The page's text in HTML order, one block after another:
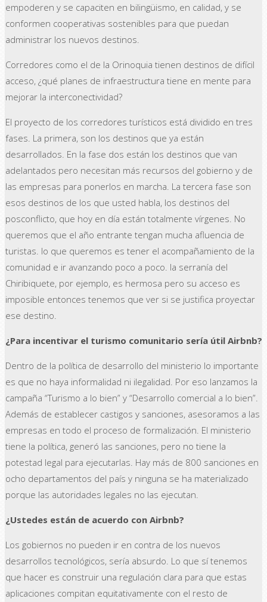
empoderen y se capaciten en bilingüismo, en calidad, y se
conformen cooperativas sostenibles para que puedan
administrar los nuevos destinos.
Corredores como el de la Orinoquia tienen destinos de difícil
acceso, ¿qué planes de infraestructura tiene en mente para
mejorar la interconectividad?
El proyecto de los corredores turísticos está dividido en tres
fases. La primera, son los destinos que ya están
desarrollados. En la fase dos están los destinos que van
adelantados pero necesitan más recursos del gobierno y de
las empresas para ponerlos en marcha. La tercera fase son
esos destinos de los que usted habla, los destinos del
posconflicto, que hoy en día están totalmente vírgenes. No
queremos que el año entrante tengan mucha afluencia de
turistas. lo que queremos es tener el acompañamiento de la
comunidad e ir avanzando poco a poco. la serranía del
Chiribiquete, por ejemplo, es hermosa pero su acceso es
imposible entonces tenemos que ver si se justifica proyectar
ese destino.
¿Para incentivar el turismo comunitario sería útil Airbnb?
Dentro de la política de desarrollo del ministerio lo importante
es que no haya informalidad ni ilegalidad. Por eso lanzamos la
campaña “Turismo a lo bien” y “Desarrollo comercial a lo bien”.
Además de establecer castigos y sanciones, asesoramos a las
empresas en todo el proceso de formalización. El ministerio
tiene la política, generó las sanciones, pero no tiene la
potestad legal para ejecutarlas. Hay más de 800 sanciones en
ocho departamentos del país y ninguna se ha materializado
porque las autoridades legales no las ejecutan.
¿Ustedes están de acuerdo con Airbnb?
Los gobiernos no pueden ir en contra de los nuevos
desarrollos tecnológicos, sería absurdo. Lo que sí tenemos
que hacer es construir una regulación clara para que estas
aplicaciones compitan equitativamente con el resto de